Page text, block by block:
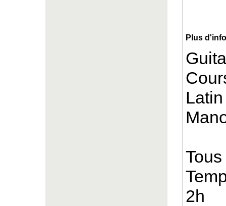
Plus
2h